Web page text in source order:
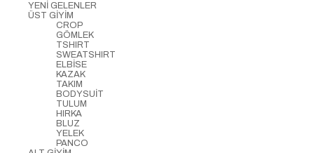
YENİ GELENLER
ÜST GİYİM
CROP
GÖMLEK
TSHIRT
SWEATSHIRT
ELBİSE
KAZAK
TAKIM
BODYSUİT
TULUM
HIRKA
BLUZ
YELEK
PANCO